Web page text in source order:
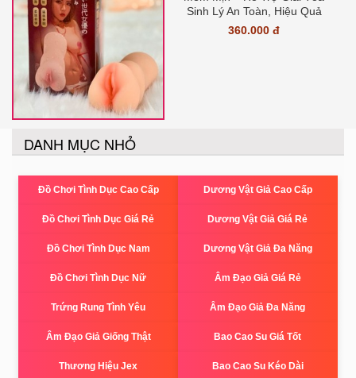
Sinh Lý An Toàn, Hiệu Quả
360.000 đ
DANH MỤC NHỎ
Đồ Chơi Tình Dục Cao Cấp Dương Vật Giả Cao Cấp
Đồ Chơi Tình Dục Giá Rẻ Dương Vật Giả Giá Rẻ
Đồ Chơi Tình Dục Nam Dương Vật Giả Đa Năng
Đồ Chơi Tình Dục Nữ Âm Đạo Giả Giá Rẻ
Trứng Rung Tình Yêu Âm Đạo Giả Đa Năng
Âm Đạo Giả Giống Thật Bao Cao Su Giá Tốt
Thương Hiệu Jex Bao Cao Su Kéo Dài